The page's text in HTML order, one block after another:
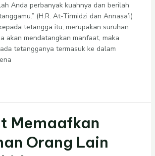
Anda perbanyak kuahnya dan berilah
(H.R. At-Tirmidzi dan Annasa’i)
tetangga itu, merupakan suruhan
akan mendatangkan manfaat, maka
tetangganya termasuk ke dalam
Memaafkan
Orang Lain